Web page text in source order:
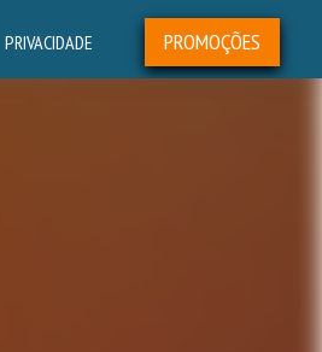
PRIVACIDADE PROMOÇÕES